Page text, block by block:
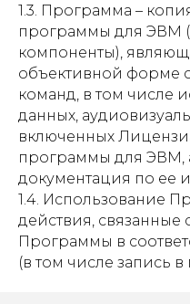
1.3. Программа –
программы для ЭВМ
компоненты),
объективной форме
команд, в том числе
данных,
включенных
программы для ЭВМ,
документация по ее
1.4. Использование
действия,
Программы в
(в том числе запись в